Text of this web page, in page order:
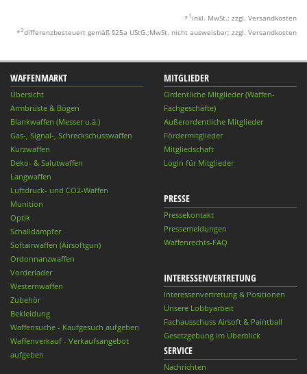
* 1 inkl. MwSt.; zzgl. Versandkosten
*2differenzbesteuert gemäß §25a UStG.;MwSt. nicht ausweisbar; zzgl. Versandkosten
WAFFENMARKT
Übersicht
Armbrüste & Bögen
Blankwaffen (Messer u.ä.)
Gas-, Signal-, Schreckschusswaffen
Kurzwaffen
Deko- & Salutwaffen
Langwaffen
Luftdruck- und CO2-Waffen
Munition
Optik
Schalldämpfer
Softairwaffen (Airsoftgun)
Ordonnanzwaffen
Vorderlader
Westernwaffen
Zubehör
Bekleidung
Waffensuche - Kaufgesuch aufgeben
Waffenverkauf - Verkaufsangebot
aufgeben
MITGLIEDER
Ordentliche Mitglieder (Waffen-
Fachgeschäfte)
Außerordentliche Mitglieder
Fördermitglieder
Mitgliedschaft
Login für Mitglieder
PRESSE
Pressekontakt
Pressemeldungen
Waffenrechts-FAQ
INTERESSENVERTRETUNG
Interessenvertretung & Positionen
Unsere Lobbyarbeit
Fachausschuss Airsoft & Paintball
Gesetzgebung im Überblick
SERVICE
Nachrichten